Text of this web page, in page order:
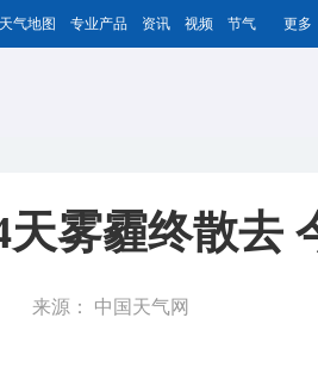
天气地图 专业产品 资讯 视频 节气 更多
雾霾终散去
来源： 中国天气网